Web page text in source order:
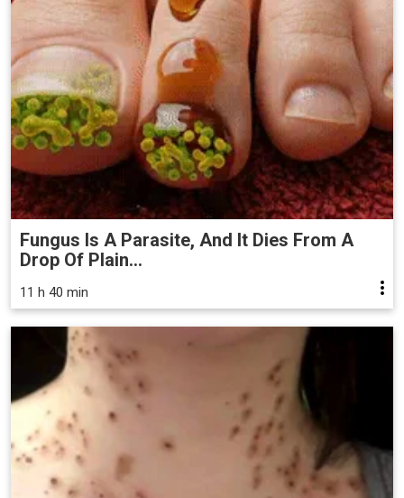
Fungus Is A Parasite, And It Dies From A
Drop Of Plain...
11 h 40 min